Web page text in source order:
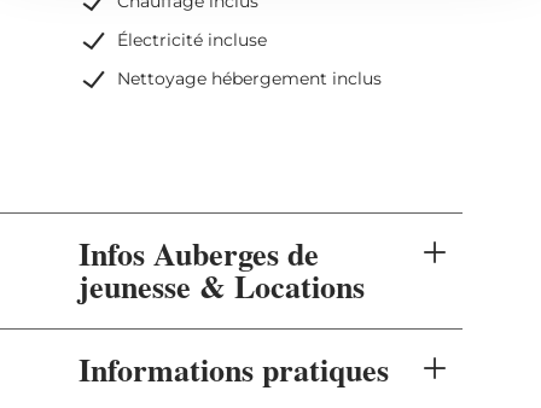
Électricité incluse
Nettoyage hébergement inclus
Infos Auberges de
jeunesse & Locations
Informations pratiques